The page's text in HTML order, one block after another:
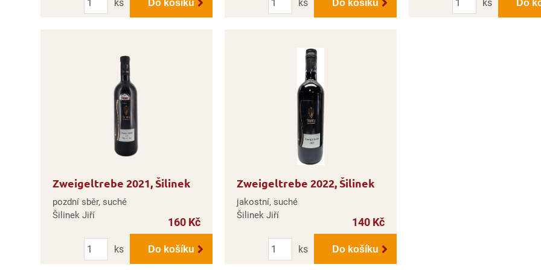
ks
Do košíku
ks
Do košíku
ks
Do
Zweigeltrebe 2021, Šilinek
pozdní sběr, suché
Šilinek Jiří
160 Kč
Počet
ks
Do košíku
Zweigeltrebe 2022, Šilinek
jakostní, suché
Šilinek Jiří
140 Kč
Počet
ks
Do košíku